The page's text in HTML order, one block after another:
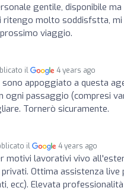
gentile, disponibile
ritengo molto soddisfstta,
viaggio.
il 4 years ago
sono appoggiato a questa
passaggio (compresi
Tornerò sicuramente.
il 4 years ago
motivi lavorativi vivo
Ottima assistenza
ecc). Elevata